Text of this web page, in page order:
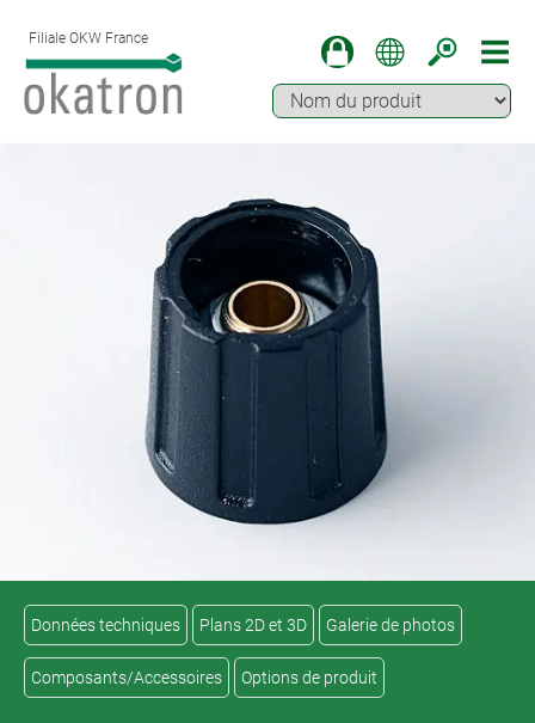
Filiale OKW France
Données techniques Plans 2D et 3D Galerie de photos
Composants/Accessoires Options de produit